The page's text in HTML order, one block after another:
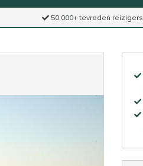
50.000+ tevreden reizigers